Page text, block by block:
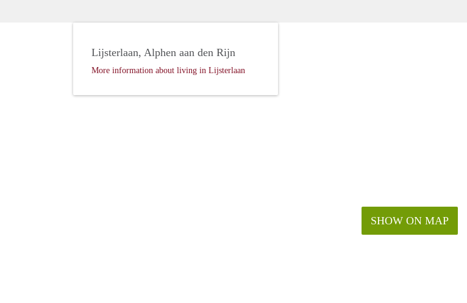
SHOW ON MAP
Lijsterlaan, Alphen aan den Rijn
More information about living in Lijsterlaan